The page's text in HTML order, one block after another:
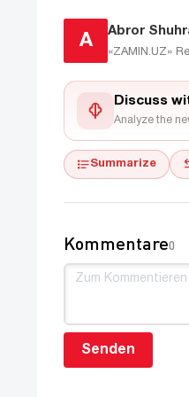
A
Abror
«ZAMIN.UZ»
Discuss
Analyze the
Summarize
Kommentare0
Senden